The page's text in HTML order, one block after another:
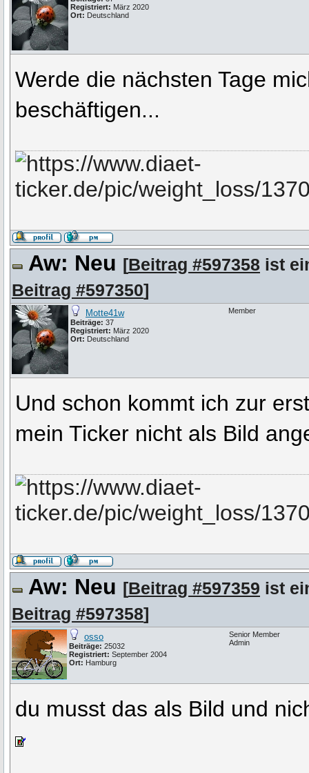
Registriert: März 2020
Ort: Deutschland
Werde die nächsten Tage
beschäftigen...
Aw: Neu [Beitrag #597358 ist
Beitrag #597350]
Motte41w
Beiträge: 37
Registriert: März 2020
Ort: Deutschland
Member
Und schon kommt ich zur
mein Ticker nicht als Bild
Aw: Neu [Beitrag #597359 ist
Beitrag #597358]
osso
Beiträge: 25032
Registriert: September 2004
Ort: Hamburg
Senior Member
Admin
du musst das als Bild und